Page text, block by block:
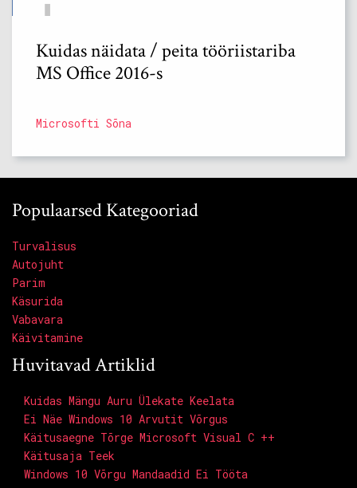
Kuidas näidata / peita tööriistariba
MS Office 2016-s
Microsofti Sõna
Populaarsed Kategooriad
Turvalisus
Autojuht
Parim
Käsurida
Vabavara
Käivitamine
Huvitavad Artiklid
Kuidas Mängu Auru Ülekate Keelata
Ei Näe Windows 10 Arvutit Võrgus
Käitusaegne Tõrge Microsoft Visual C ++
Käitusaja Teek
Windows 10 Võrgu Mandaadid Ei Tööta